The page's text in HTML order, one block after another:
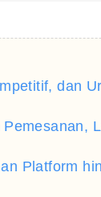
dan
Platform